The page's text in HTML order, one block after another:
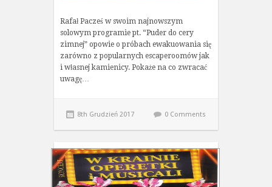
Rafał Pacześ w swoim najnowszym
solowym programie pt. “Puder do cery
zimnej” opowie o próbach ewakuowania się
zarówno z popularnych escaperoomów jak
i własnej kamienicy. Pokaże na co zwracać
uwagę…
8th Grudzień 2017 0 Comments